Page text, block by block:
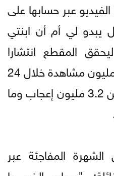
عبر حسابها على
يبدو لي أم أن ابنتي
المقطع انتشارا
واسعا، بعدما تجاوز 63 مليون مشاهدة خلال 24
ساعة، إضافة إلى أكثر من 3.2 مليون إعجاب وما
المفاجئة عبر